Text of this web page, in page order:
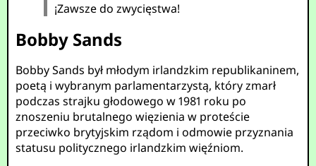
¡Zawsze do zwycięstwa!
Bobby Sands
Bobby Sands był młodym irlandzkim republikaninem,
poetą i wybranym parlamentarzystą, który zmarł
podczas strajku głodowego w 1981 roku po
znoszeniu brutalnego więzienia w proteście
przeciwko brytyjskim rządom i odmowie przyznania
statusu politycznego irlandzkim więźniom.